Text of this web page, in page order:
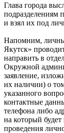
Глава города
подразделениям
и взял их под
Напомним,
Якутск»
направить в
Окружной
заявление,
их наличии) о
указанного
контактные
телефона либо
на который
проведения